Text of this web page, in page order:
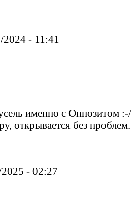
- 11:41
именно с Оппозитом :-/
открывается без проблем.
- 02:27